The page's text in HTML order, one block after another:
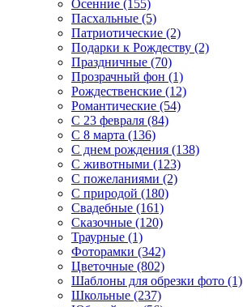
Осенние (155)
Пасхальные (5)
Патриотические (2)
Подарки к Рождеству (2)
Праздничные (70)
Прозрачный фон (1)
Рождественские (12)
Романтические (54)
С 23 февраля (84)
С 8 марта (136)
С днем рождения (138)
С животными (123)
С пожеланиями (2)
С природой (180)
Свадебные (161)
Сказочные (120)
Траурные (1)
Фоторамки (342)
Цветочные (802)
Шаблоны для обрезки фото (1)
Школьные (237)